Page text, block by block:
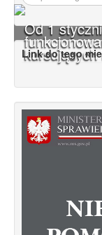
Od 1
Link do tego